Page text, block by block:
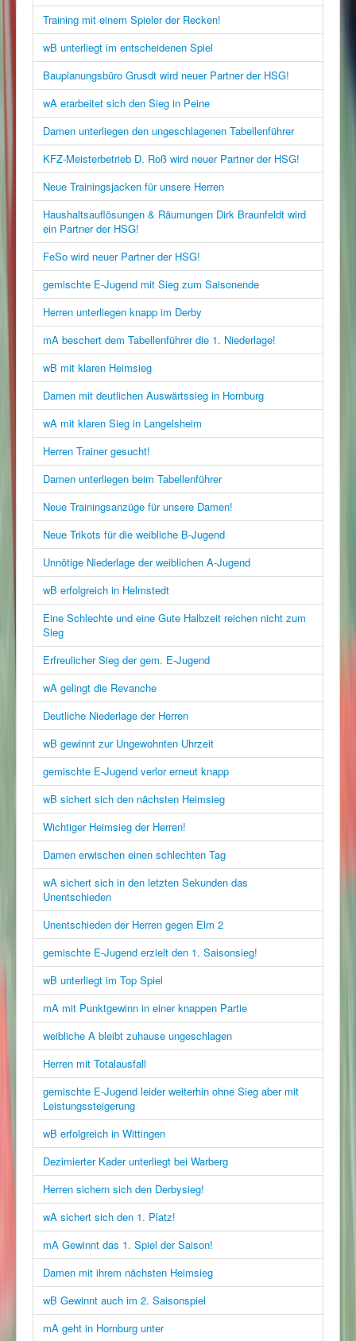
Training mit einem Spieler der Recken!
wB unterliegt im entscheidenen Spiel
Bauplanungsbüro Grusdt wird neuer Partner der HSG!
wA erarbeitet sich den Sieg in Peine
Damen unterliegen den ungeschlagenen Tabellenführer
KFZ-Meisterbetrieb D. Roß wird neuer Partner der HSG!
Neue Trainingsjacken für unsere Herren
Haushaltsauflösungen & Räumungen Dirk Braunfeldt wird
ein Partner der HSG!
FeSo wird neuer Partner der HSG!
gemischte E-Jugend mit Sieg zum Saisonende
Herren unterliegen knapp im Derby
mA beschert dem Tabellenführer die 1. Niederlage!
wB mit klaren Heimsieg
Damen mit deutlichen Auswärtssieg in Hornburg
wA mit klaren Sieg in Langelsheim
Herren Trainer gesucht!
Damen unterliegen beim Tabellenführer
Neue Trainingsanzüge für unsere Damen!
Neue Trikots für die weibliche B-Jugend
Unnötige Niederlage der weiblichen A-Jugend
wB erfolgreich in Helmstedt
Eine Schlechte und eine Gute Halbzeit reichen nicht zum
Sieg
Erfreulicher Sieg der gem. E-Jugend
wA gelingt die Revanche
Deutliche Niederlage der Herren
wB gewinnt zur Ungewohnten Uhrzeit
gemischte E-Jugend verlor erneut knapp
wB sichert sich den nächsten Heimsieg
Wichtiger Heimsieg der Herren!
Damen erwischen einen schlechten Tag
wA sichert sich in den letzten Sekunden das
Unentschieden
Unentschieden der Herren gegen Elm 2
gemischte E-Jugend erzielt den 1. Saisonsieg!
wB unterliegt im Top Spiel
mA mit Punktgewinn in einer knappen Partie
weibliche A bleibt zuhause ungeschlagen
Herren mit Totalausfall
gemischte E-Jugend leider weiterhin ohne Sieg aber mit
Leistungssteigerung
wB erfolgreich in Wittingen
Dezimierter Kader unterliegt bei Warberg
Herren sichern sich den Derbysieg!
wA sichert sich den 1. Platz!
mA Gewinnt das 1. Spiel der Saison!
Damen mit ihrem nächsten Heimsieg
wB Gewinnt auch im 2. Saisonspiel
mA geht in Hornburg unter